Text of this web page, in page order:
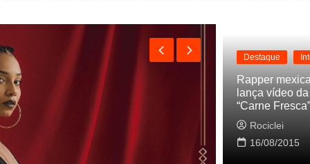
Destaque
Rapper
lança vídeo
“Carne Fresca”
Rociclei
16/08/2015